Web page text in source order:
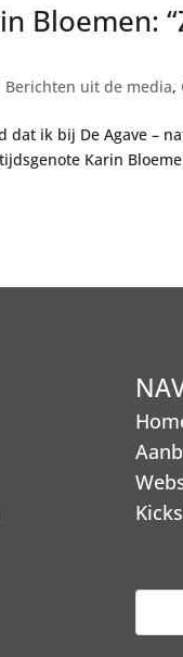
Bloemen:
Berichten uit de media,
dat ik bij De Agave –
Karin